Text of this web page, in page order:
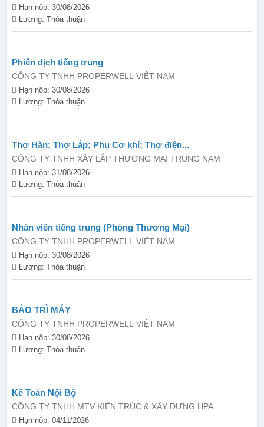
Hạn nộp: 30/08/2026
Lương: Thỏa thuận
Phiên dịch tiếng trung
CÔNG TY TNHH PROPERWELL VIỆT NAM
Hạn nộp: 30/08/2026
Lương: Thỏa thuận
Thợ Hàn; Thợ Lắp; Phụ Cơ khí; Thợ điện...
CÔNG TY TNHH XÂY LẮP THƯƠNG MẠI TRUNG NAM
Hạn nộp: 31/08/2026
Lương: Thỏa thuận
Nhân viên tiếng trung (Phòng Thương Mại)
CÔNG TY TNHH PROPERWELL VIỆT NAM
Hạn nộp: 30/08/2026
Lương: Thỏa thuận
BẢO TRÌ MÁY
CÔNG TY TNHH PROPERWELL VIỆT NAM
Hạn nộp: 30/08/2026
Lương: Thỏa thuận
Kế Toán Nội Bộ
CÔNG TY TNHH MTV KIẾN TRÚC & XÂY DỰNG HPA
Hạn nộp: 04/11/2026